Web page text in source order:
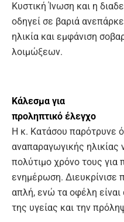
Κυστική Ίνωση και η
οδηγεί σε βαριά
ηλικία και εμφάνιση
λοιμώξεων.
Κάλεσμα για
προληπτικό έλεγχο
Η κ. Κατάσου παρότρυνε
αναπαραγωγικής
πολύτιμο χρόνο τους για
ενημέρωση. Διευκρίνισε
απλή, ενώ τα οφέλη είναι
της υγείας και την